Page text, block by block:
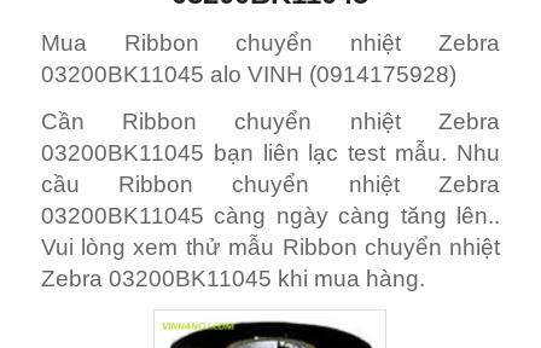
Mua Ribbon chuyển nhiệt Zebra
03200BK11045 alo VINH (0914175928)
Cần Ribbon chuyển nhiệt Zebra
03200BK11045 bạn liên lạc test mẫu. Nhu
cầu Ribbon chuyển nhiệt Zebra
03200BK11045 càng ngày càng tăng lên..
Vui lòng xem thử mẫu Ribbon chuyển nhiệt
Zebra 03200BK11045 khi mua hàng.